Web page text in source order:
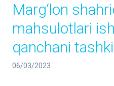
Marg‘lon
mahsulotlari
qanchani
06/03/2023